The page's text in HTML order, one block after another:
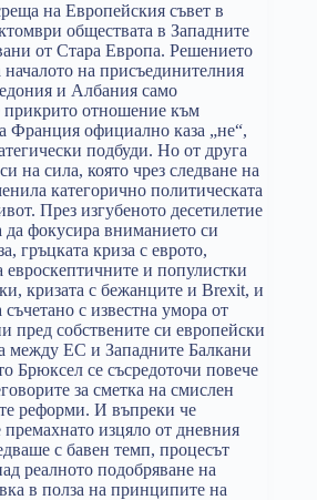
на Европейския съвет в
обществата в Западните
от Стара Европа. Решението
на присъединителния
и Албания само
прикрито отношение към
Франция официално каза „не“,
подбуди. Но от друга
на сила, която чрез следване на
категорично политическата
През изгубеното десетилетие
фокусира вниманието си
гръцката криза с еврото,
евроскептичните и популистки
кризата с бежанците и Brexit, и
с известна умора от
пред собствените си европейски
между ЕС и Западните Балкани
Брюксел се съсредоточи повече
за сметка на смислен
реформи. И въпреки че
изцяло от дневния
с бавен темп, процесът
реалното подобряване на
в полза на принципите на